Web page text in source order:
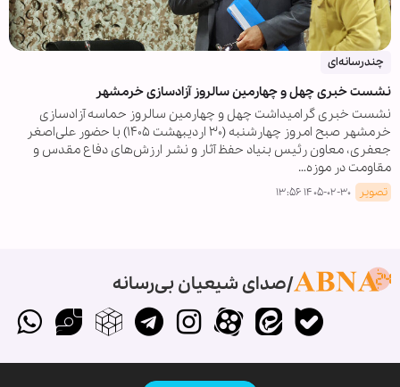
چندرسانه‌ای
نشست خبری چهل و چهارمین سالروز آزادسازی خرمشهر
نشست خبری گرامیداشت چهل و چهارمین سالروز حماسه آزادسازی
خرمشهر صبح امروز چهارشنبه (۳۰ اردیبهشت ۱۴۰۵) با حضور علی‌اصغر
جعفری، معاون رئیس بنیاد حفظ آثار و نشر ارزش‌های دفاع مقدس و
مقاومت در موزه…
تصویر ۱۴۰۵-۰۲-۳۰ ۱۳:۵۶
صدای شیعیان بی‌رسانه